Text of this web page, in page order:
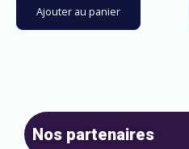
e
Ajouter au panier
Nos partenaires